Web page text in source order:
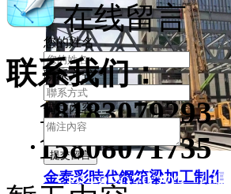
金泰彩時代鋼箱梁加工制作
更多
您的姓名
聯系方式*
備注內容
18183079293（
在线留言
联系我们：
18183079293
15808071735